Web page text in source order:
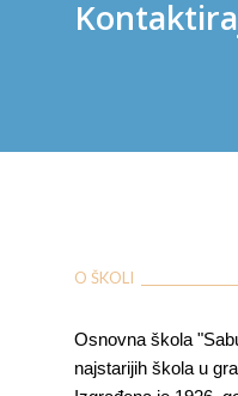
O ŠKOLI
Osnovna škola
najstarijih škola u